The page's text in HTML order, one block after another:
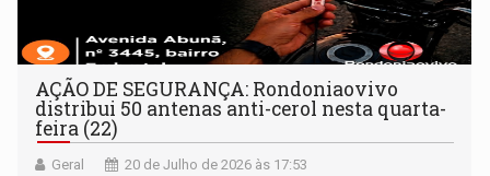
AÇÃO DE SEGURANÇA: Rondoniaovivo
distribui 50 antenas anti-cerol nesta quarta-
feira (22)
Geral 20 de Julho de 2026 às 17:53